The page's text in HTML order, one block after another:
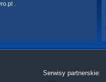
.
Serwisy partnerskie: